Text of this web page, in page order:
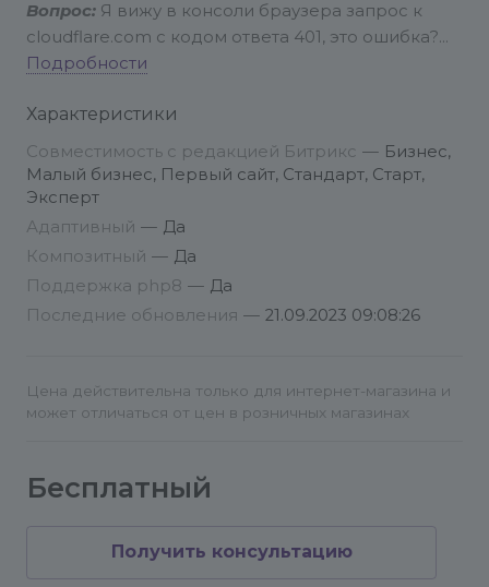
Вопрос: Я вижу в консоли браузера запрос к
cloudflare.com с кодом ответа 401, это ошибка?
Ответ:Нет, это можно игнорировать. Там идёт
его нет, то проверка идёт другим путём.
https://developers.cloudflare.com/turnstile/frequently-
asked-questions/#i-am-seeing-a-401-error-in-y...
Вопрос:Виджет капчи чуть больше/меньше чем
я ожидаю, можно ли поменять?
контейнера с капчей есть css-класс "cf-turnstile".
Мы обычно меняем масштаб виджета через
зависимости от индивидуальных особенностей
Вопрос:Капча не отображается в модальном
меняет контент элемента с Turnstile. Баг
Подробности
Характеристики
Совместимость с редакцией Битрикс — Бизнес,
Малый бизнес, Первый сайт, Стандарт, Старт,
Эксперт
Адаптивный — Да
Композитный — Да
Поддержка php8 — Да
Последние обновления — 21.09.2023 09:08:26
Цена действительна только для интернет-магазина и
может отличаться от цен в розничных магазинах
Бесплатный
Получить консультацию